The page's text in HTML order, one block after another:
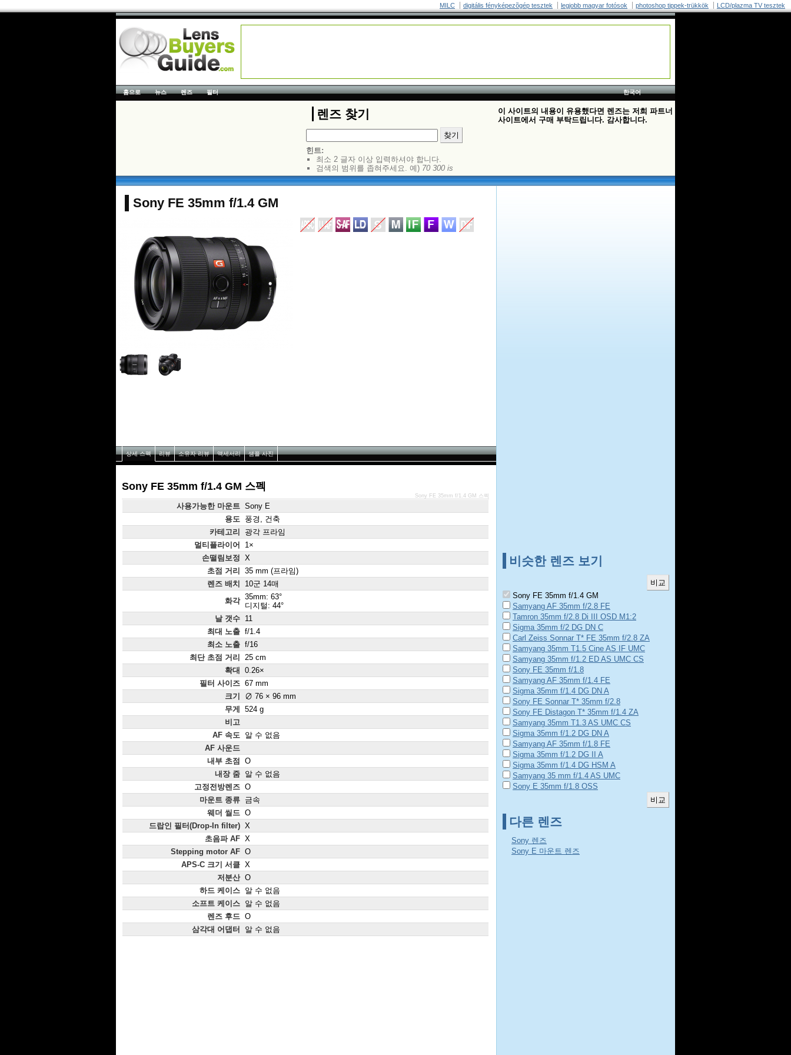
MILC digitális fényképezõgép tesztek legjobb magyar fotósok photoshop tippek-trükkök LCD/plazma TV tesztek
한국어
홈으로 뉴스 렌즈 필터
렌즈 찾기
힌트:
최소 2 글자 이상 입력하셔야 합니다.
검색의 범위를 좁혀주세요. 예) 70 300 is
이 사이트의 내용이 유용했다면 렌즈는 저희 파트너
사이트에서 구매 부탁드립니다. 감사합니다.
Sony FE 35mm f/1.4 GM
상세 스펙 리뷰 소유자 리뷰 액세서리 샘플 사진
Sony FE 35mm f/1.4 GM 스펙
사용가능한 마운트 Sony E
용도 풍경, 건축
카테고리
광각 프라임
멀티플라이어
1×
손떨림보정 X
초점 거리
35 mm (프라임)
렌즈 배치
10군 14매
화각 35mm: 63°
디지털: 44°
날 갯수 11
최대 노출 f/1.4
최소 노출 f/16
최단 초점 거리
25 cm
확대
0.26×
필터 사이즈 67 mm
크기
∅ 76 × 96 mm
무게
524 g
비고
AF 속도 알 수 없음
AF 사운드
내부 초점
O
내장 줌 알 수 없음
고정전방렌즈 O
마운트 종류 금속
웨더 씰드 O
드랍인 필터(Drop-In filter) X
초음파 AF X
Stepping motor AF O
APS-C 크기 서클 X
저분산 O
하드 케이스 알 수 없음
소프트 케이스 알 수 없음
렌즈 후드 O
삼각대 어댑터
알 수 없음
Sony FE 35mm f/1.4 GM 스펙
비슷한 렌즈 보기
Sony FE 35mm f/1.4 GM
Samyang AF 35mm f/2.8 FE
Tamron 35mm f/2.8 Di III OSD M1:2
Sigma 35mm f/2 DG DN C
Carl Zeiss Sonnar T* FE 35mm f/2.8 ZA
Samyang 35mm T1.5 Cine AS IF UMC
Samyang 35mm f/1.2 ED AS UMC CS
Sony FE 35mm f/1.8
Samyang AF 35mm f/1.4 FE
Sigma 35mm f/1.4 DG DN A
Sony FE Sonnar T* 35mm f/2.8
Sony FE Distagon T* 35mm f/1.4 ZA
Samyang 35mm T1.3 AS UMC CS
Sigma 35mm f/1.2 DG DN A
Samyang AF 35mm f/1.8 FE
Sigma 35mm f/1.2 DG II A
Sigma 35mm f/1.4 DG HSM A
Samyang 35 mm f/1.4 AS UMC
Sony E 35mm f/1.8 OSS
다른 렌즈
Sony 렌즈
Sony E 마운트 렌즈